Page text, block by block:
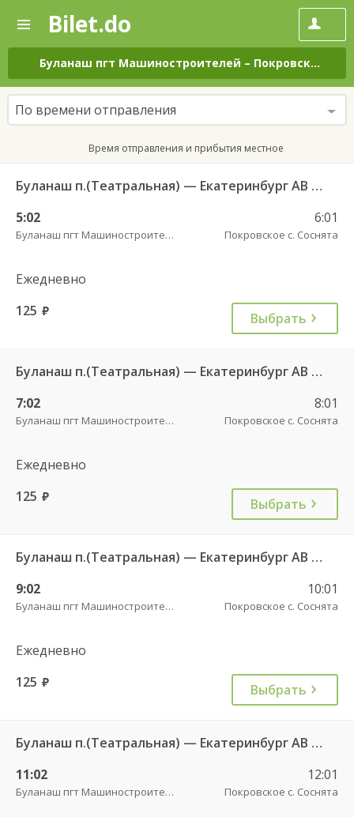
—
Поиск
и
покупка
билетов
на
автобус
онлайн
Bilet.do
Буланаш пгт Машиностроителей – Покровское с. Соснята
По времени отправления
Время отправления и прибытия местное
Буланаш п.(Театральная) — Екатеринбург АВ Северный 523
5:02
Буланаш пгт Машиностроителей
6:01
Покровское с. Соснята
Ежедневно
125 руб. Выбрать
Буланаш п.(Театральная) — Екатеринбург АВ Северный 523
7:02
Буланаш пгт Машиностроителей
8:01
Покровское с. Соснята
Ежедневно
125 руб. Выбрать
Буланаш п.(Театральная) — Екатеринбург АВ Северный 523
9:02
Буланаш пгт Машиностроителей
10:01
Покровское с. Соснята
Ежедневно
125 руб. Выбрать
Буланаш п.(Театральная) — Екатеринбург АВ Северный 523
11:02
Буланаш пгт Машиностроителей
12:01
Покровское с. Соснята